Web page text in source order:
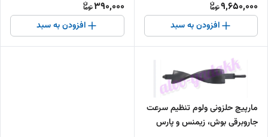
9,650,000
افزودن به سبد
390,000
افزودن به سبد
مارپیچ حلزونی ولوم تنظیم سرعت
جاروبرقی بوش، زیمنس و پارس